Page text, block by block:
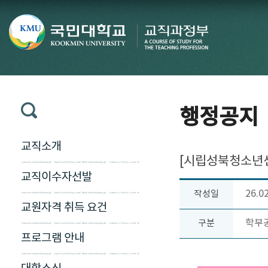
교직소개
교직이수자선발
교원자격 취득 요건
프로그램 안내
행정공지
[시립성북청소
작성일
구분 학부